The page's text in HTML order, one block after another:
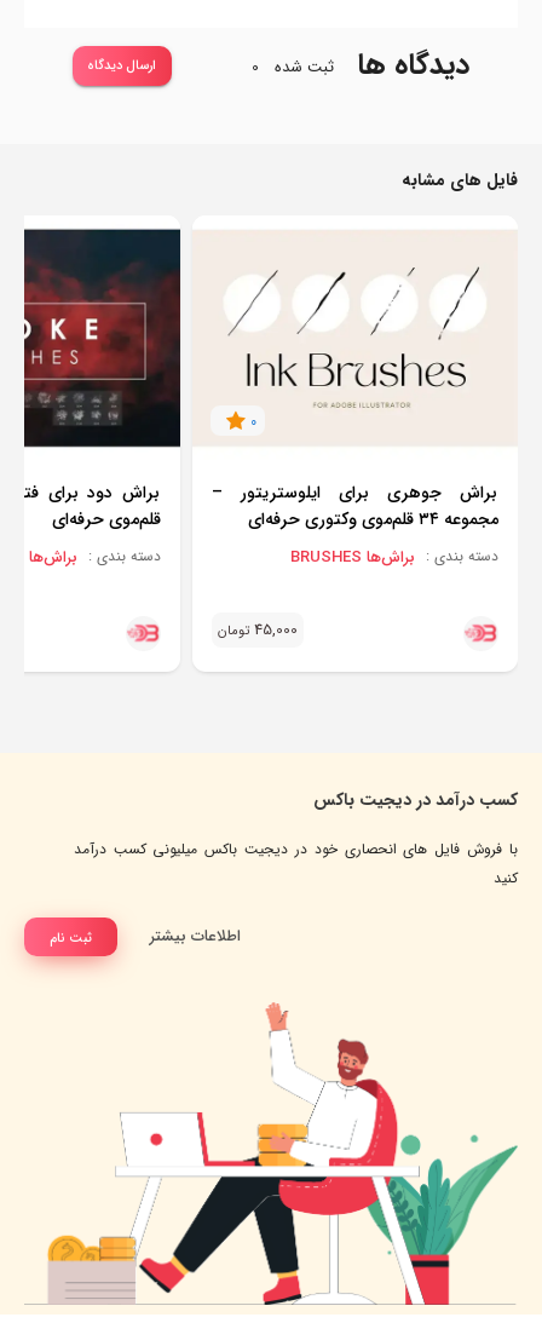
دیدگاه ها ثبت شده 0 ارسال دیدگاه
فایل های مشابه
0
براش جوهری برای ایلوستریتور –
مجموعه ۳۴ قلم‌موی وکتوری حرفه‌ای
دسته بندی : براش‌ها BRUSHES
45,000 تومان
قلم‌موی حرفه‌ای
دسته بندی : براش‌ها BRUSHES
کسب درآمد در دیجیت باکس
با فروش فایل های انحصاری خود در دیجیت باکس میلیونی کسب درآمد
کنید
ثبت نام اطلاعات بیشتر